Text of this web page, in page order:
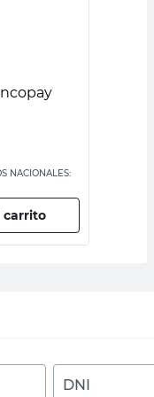
NACIONALES:
carrito
DNI